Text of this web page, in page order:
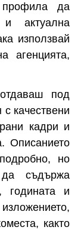
профила да
актуална
използвай
агенцията,
под
качествени
кадри и
Описанието
но
съдържа
годината и
както